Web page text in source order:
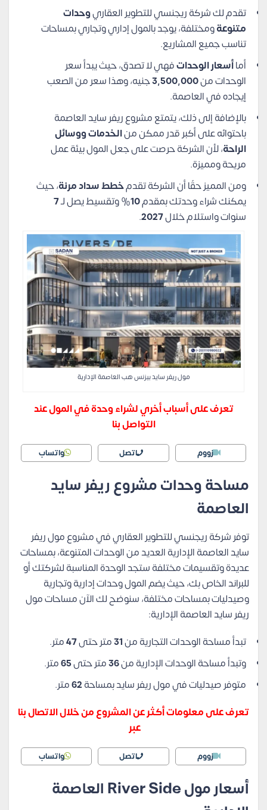
تقدم لك شركة ريجنسي للتطوير العقاريوحدات
متنوعةومختلفة، يوجد بالمول إداري وتجاري بمساحات
تناسب جميع المشاريع.
أماأسعار الوحداتفهي لا تصدق، حيث يبدأ سعر
الوحدات من3,500,000جنيه، وهذا سعر من الصعب
إيجاده في العاصمة.
بالإضافة إلى ذلك، يتمتع مشروع ريفر سايد العاصمة
باحتوائه على أكبر قدر ممكن منالخدمات ووسائل
الراحة، لأن الشركة حرصت على جعل المول بيئة عمل
مريحة ومميزة.
ومن المميز حقًا أن الشركة تقدمخطط سداد مرنة، حيث
يمكنك شراء وحدتك بمقدم10% وتقسيط يصل لـ7
سنوات واستلام خلال2027
.
مول ريفر سايد بيزنس هب العاصمة الإدارية
تعرف على أسباب أخري لشراء وحدة في المول عند
التواصل بنا
زووم اتصل واتساب
مساحة وحدات مشروع ريفر سايد
العاصمة
توفر شركة ريجنسي للتطوير العقاري في مشروع مول ريفر
سايد العاصمة الإدارية العديد من الوحدات المتنوعة، بمساحات
عديدة وتقسيمات مختلفة ستجد الوحدة المناسبة لشركتك أو
للبراند الخاص بك، حيث يضم المول وحدات إدارية وتجارية
وصيدليات بمساحات مختلفة، سنوضح لك الآن مساحات مول
ريفر سايد العاصمة الإدارية:
تبدأ مساحة الوحدات التجارية من31متر حتى47متر.
وتبدأ مساحة الوحدات الإدارية من36متر حتى65متر.
متوفر صيدليات في مول ريفر سايد بمساحة62متر.
تعرف على معلومات أكثر عن المشروع من خلال الاتصال بنا
عبر
زووم اتصل واتساب
أسعار مول River Side العاصمة